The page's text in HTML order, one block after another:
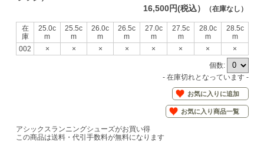
16,500円(税込）
（在庫なし）
在
庫
25.0c
m
25.5c
m
26.0c
m
26.5c
m
27.0c
m
27.5c
m
28.0c
m
28.5c
m
002
× × × × × × ×
×
個数:
- 在庫切れとなっています -
お気に入りに追加
お気に入り商品一覧
アシックスランニングシューズがお買い得
この商品は送料・代引手数料が無料になります